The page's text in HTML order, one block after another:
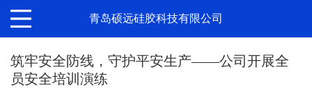
青岛硕远硅胶科技有限公司
筑牢安全防线，守护平安生产——公司开展全
员安全培训演练